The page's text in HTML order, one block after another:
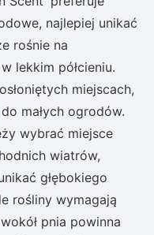
najlepiej unikać
rośnie na
lekkim półcieniu.
miejscach,
małych ogrodów.
wybrać miejsce
wiatrów,
głębokiego
rośliny wymagają
pnia powinna